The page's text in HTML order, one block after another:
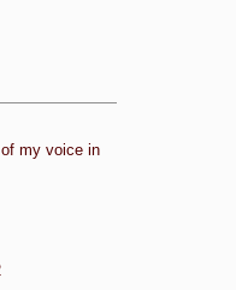
my voice in